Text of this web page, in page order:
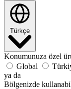
Türkçe
Konumunuza özel
Global
ya da
Bölgenizde